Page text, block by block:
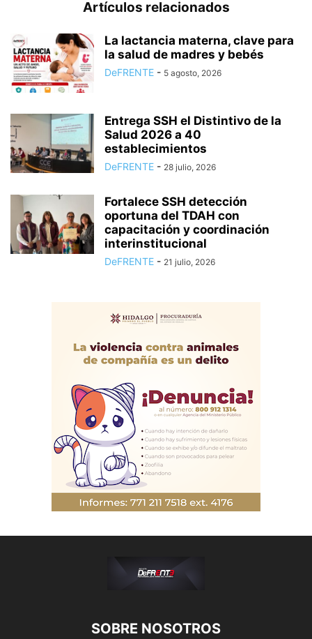
Artículos relacionados
La lactancia materna, clave para
la salud de madres y bebés
DeFRENTE - 5 agosto, 2026
Entrega SSH el Distintivo de la
Salud 2026 a 40
establecimientos
DeFRENTE - 28 julio, 2026
Fortalece SSH detección
oportuna del TDAH con
capacitación y coordinación
interinstitucional
DeFRENTE - 21 julio, 2026
SOBRE NOSOTROS